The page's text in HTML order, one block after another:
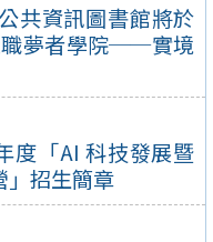
共資訊圖書館將於
職夢者學院──實境
度「AI 科技發展暨
」招生簡章